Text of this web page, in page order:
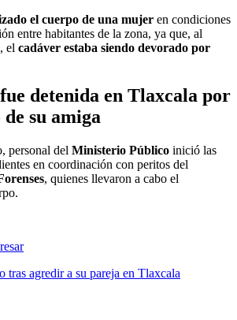
el cuerpo de una mujer en condiciones
entre habitantes de la zona, ya que, al
el cadáver estaba siendo devorado por
detenida en Tlaxcala por
su amiga
personal del Ministerio Público inició las
en coordinación con peritos del
, quienes llevaron a cabo el
tras agredir a su pareja en Tlaxcala